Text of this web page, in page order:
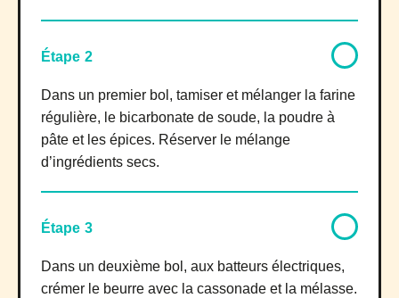
Étape 2
Dans un premier bol, tamiser et mélanger la farine
régulière, le bicarbonate de soude, la poudre à
pâte et les épices. Réserver le mélange
d’ingrédients secs.
Étape 3
Dans un deuxième bol, aux batteurs électriques,
crémer le beurre avec la cassonade et la mélasse.